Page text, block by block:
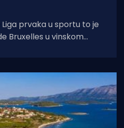
Liga prvaka u sportu to je
Bruxelles u vinskom